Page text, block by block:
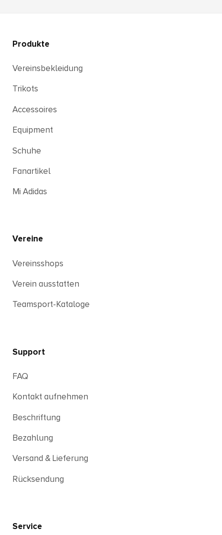
Produkte
Vereinsbekleidung
Trikots
Accessoires
Equipment
Schuhe
Fanartikel
Mi Adidas
Vereine
Vereinsshops
Verein ausstatten
Teamsport-Kataloge
Support
FAQ
Kontakt aufnehmen
Beschriftung
Bezahlung
Versand & Lieferung
Rücksendung
Service